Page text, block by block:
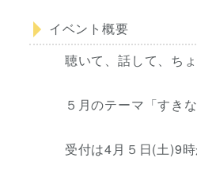
イベント概要
聴いて、話して、ち
５月のテーマ「すき
受付は4月５日(土)9